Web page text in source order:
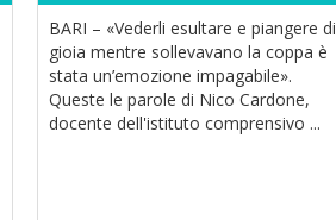
BARI – «Vederli esultare e piangere di
gioia mentre sollevavano la coppa è
stata un’emozione impagabile».
Queste le parole di Nico Cardone,
docente dell'istituto comprensivo ...